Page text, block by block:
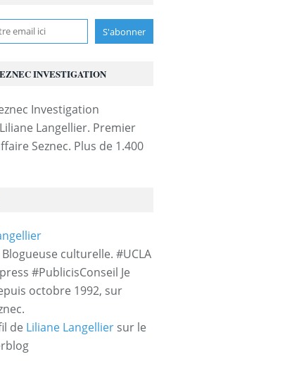
INVESTIGATION
Langellier. Premier
Seznec. Plus de 1.400
culturelle. #UCLA
#PublicisConseil Je
octobre 1992, sur
de Liliane Langellier sur le